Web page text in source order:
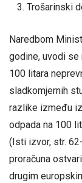
Trošarinski
Naredbom
godine, uvodi se
100 litara
sladkomjernih
razlike između
odpada na 100
(Isti izvor, str.
proračuna
drugim